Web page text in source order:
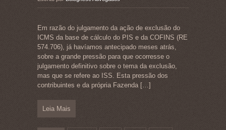
Em razão do julgamento da ação de exclusão do
ICMS da base de cálculo do PIS e da COFINS (RE
574.706), já havíamos antecipado meses atrás,
sobre a grande pressão para que ocorresse o
julgamento definitivo sobre o tema da exclusão,
mas que se refere ao ISS. Esta pressão dos
contribuintes e da própria Fazenda[…]
Leia Mais